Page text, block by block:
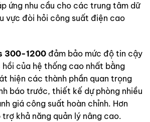
ứng nhu cầu cho các trung tâm dữ
vực đòi hỏi công suất điện cao
300-1200 đảm bảo mức độ tin cậy
hồi của hệ thống cao nhất bằng
hiện các thành phần quan trọng
báo trước, thiết kế dự phòng nhiều
giá công suất hoàn chỉnh. Hơn
trợ khả năng quản lý nâng cao.